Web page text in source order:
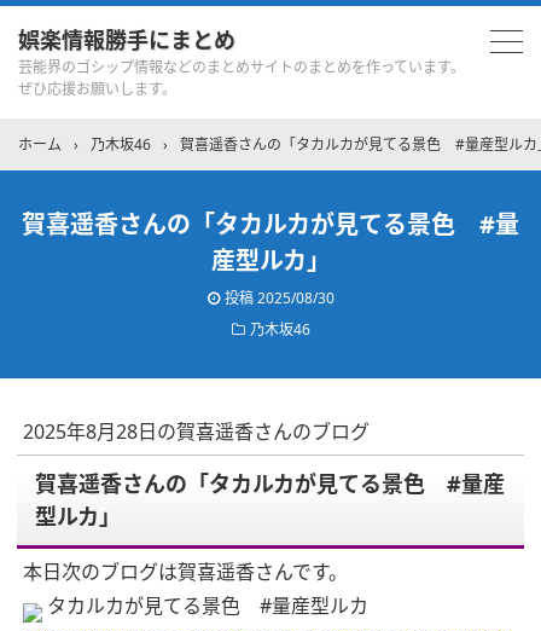
娯楽情報勝手にまとめ
芸能界のゴシップ情報などのまとめサイトのまとめを作っています。
ぜひ応援お願いします。
ホーム › 乃木坂46 › 賀喜遥香さんの「タカルカが見てる景色 #量産型ルカ
賀喜遥香さんの「タカルカが見てる景色 #量
産型ルカ」
投稿2025/08/30
乃木坂46
2025年8月28日の賀喜遥香さんのブログ
賀喜遥香さんの「タカルカが見てる景色 #量産
型ルカ」
本日次のブログは賀喜遥香さんです。
タカルカが見てる景色 #量産型ルカ